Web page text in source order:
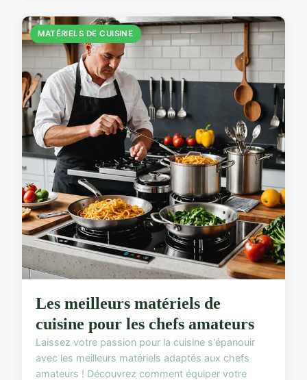
MATÉRIELS DE CUISINE
Les meilleurs matériels de
cuisine pour les chefs amateurs
Laissez votre passion pour la cuisine s'épanouir
avec les meilleurs matériels adaptés aux chefs
amateurs ! Découvrez comment équiper votre